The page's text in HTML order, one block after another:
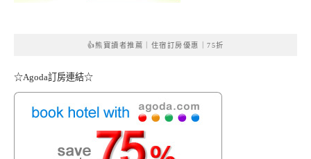
👍熊寶讀者推薦｜住宿訂房優惠｜75折
☆Agoda訂房連結☆